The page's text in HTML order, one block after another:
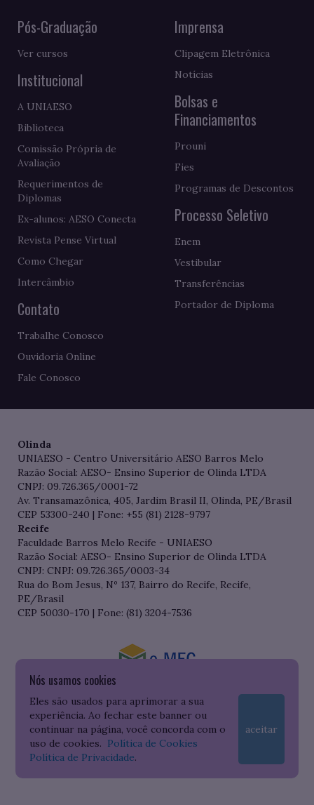
Nós usamos cookies
Eles são usados para aprimorar a sua
experiência. Ao fechar este banner ou
continuar na página, você concorda com o
uso de cookies. Política de Cookies
Política de Privacidade.
aceitar
Pós-Graduação
Ver cursos
Institucional
A UNIAESO
Biblioteca
Comissão Própria de
Avaliação
Requerimentos de
Diplomas
Ex-alunos: AESO Conecta
Revista Pense Virtual
Como Chegar
Intercâmbio
Contato
Trabalhe Conosco
Ouvidoria Online
Fale Conosco
Imprensa
Clipagem Eletrônica
Notícias
Bolsas e
Financiamentos
Prouni
Fies
Programas de Descontos
Processo Seletivo
Enem
Vestibular
Transferências
Portador de Diploma
Olinda
UNIAESO - Centro Universitário AESO Barros Melo
Razão Social: AESO- Ensino Superior de Olinda LTDA
CNPJ: 09.726.365/0001-72
Av. Transamazônica, 405, Jardim Brasil II, Olinda, PE/Brasil
CEP 53300-240 | Fone: +55 (81) 2128-9797
Recife
Faculdade Barros Melo Recife - UNIAESO
Razão Social: AESO- Ensino Superior de Olinda LTDA
CNPJ: CNPJ: 09.726.365/0003-34
Rua do Bom Jesus, Nº 137, Bairro do Recife, Recife,
PE/Brasil
CEP 50030-170 | Fone: (81) 3204-7536
Consulte o cadastro da Instituição no Sistema do e-MEC